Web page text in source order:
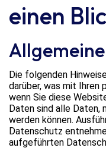
einen
Die folgenden
darüber, was mit Ihren
wenn Sie diese
Daten sind alle Daten,
werden können.
Datenschutz
aufgeführten